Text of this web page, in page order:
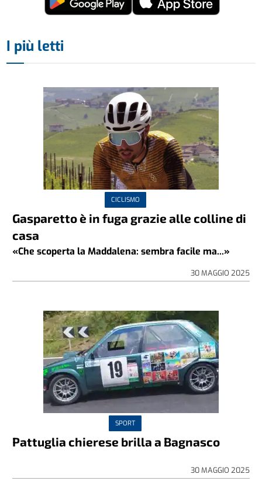
I più letti
CICLISMO
Gasparetto è in fuga grazie alle colline di
casa
«Che scoperta la Maddalena: sembra facile ma...»
30 MAGGIO 2025
SPORT
Pattuglia chierese brilla a Bagnasco
30 MAGGIO 2025